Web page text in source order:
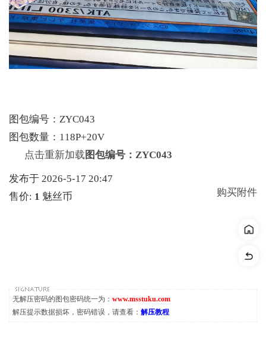
图包编号：ZYC043
图包数量：118P+20V
点击重新加载 图包编号：ZYC043
发布于 2026-5-17 20:47
售价: 1 魅丝币 购买附件
无解压密码的图包密码统一为： www.msstuku.com
解压提示数据损坏，密码错误，请查看： 解压教程